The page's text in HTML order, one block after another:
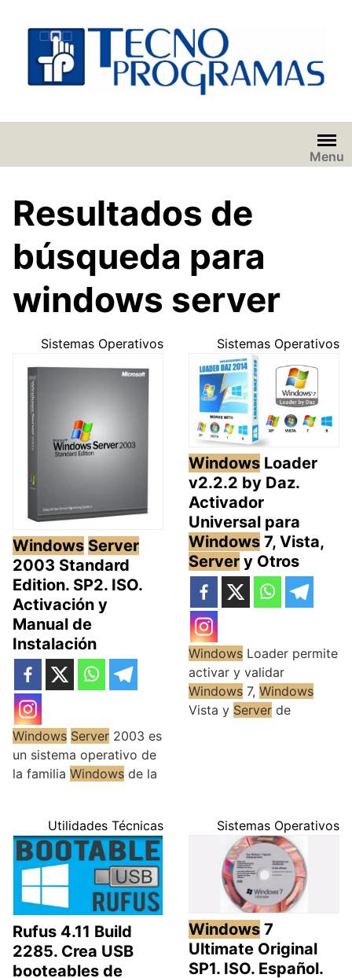
contenido
Menu
Resultados de
búsqueda para
windows server
Sistemas Operativos
Windows Server
2003 Standard
Edition. SP2. ISO.
Activación y
Manual de
Instalación
Windows Server 2003 es
un sistema operativo de
la familia Windows de la
Sistemas Operativos
Windows Loader
v2.2.2 by Daz.
Activador
Universal para
Windows 7, Vista,
Server y Otros
Windows Loader permite
activar y validar
Windows 7, Windows
Vista y Server de
Utilidades Técnicas
Rufus 4.11 Build
2285. Crea USB
booteables de
Sistemas Operativos
Windows 7
Ultimate Original
SP1. ISO. Español.